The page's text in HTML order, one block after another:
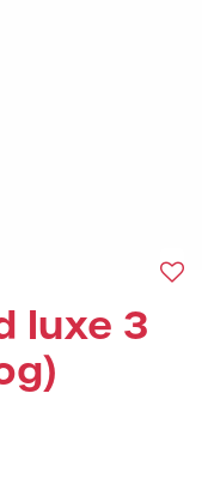
luxe 3